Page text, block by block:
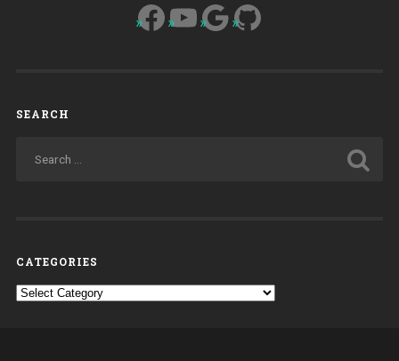
Facebook
YouTube
Google
GitHub
SEARCH
CATEGORIES
Categories